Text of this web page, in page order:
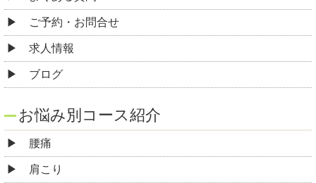
ご予約・お問合せ
求人情報
ブログ
お悩み別コース紹介
腰痛
肩こり